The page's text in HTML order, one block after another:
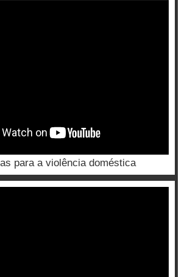
para a violência doméstica